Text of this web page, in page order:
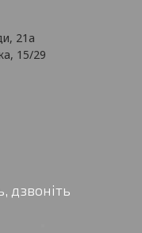
21а
15/29
дзвоніть